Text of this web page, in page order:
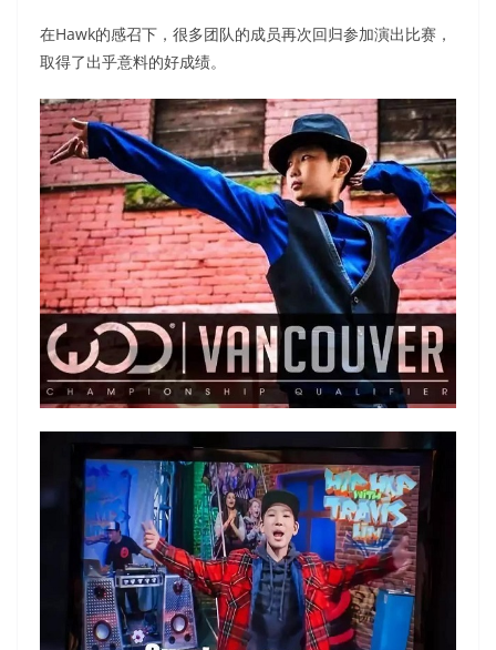
在Hawk的感召下，很多团队的成员再次回归参加演出比赛，
取得了出乎意料的好成绩。